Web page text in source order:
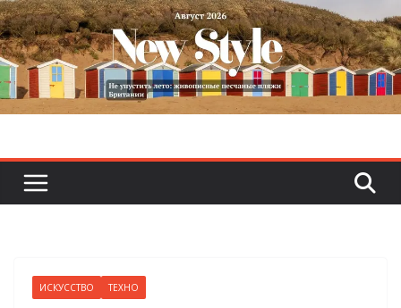
Skip
to
content
ИСКУССТВО ТЕХНО